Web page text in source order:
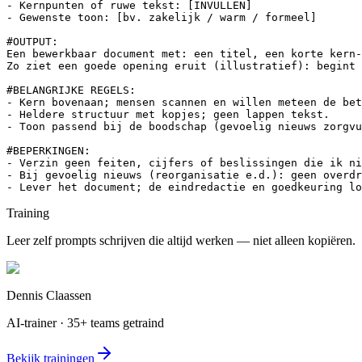
- Kernpunten of ruwe tekst: [INVULLEN]
- Gewenste toon: [bv. zakelijk / warm / formeel]
#OUTPUT:
Een bewerkbaar document met: een titel, een korte
Zo ziet een goede opening eruit (illustratief): begint
#BELANGRIJKE REGELS:
- Kern bovenaan; mensen scannen en willen meteen de
- Heldere structuur met kopjes; geen lappen tekst.
- Toon passend bij de boodschap (gevoelig nieuws
#BEPERKINGEN:
- Verzin geen feiten, cijfers of beslissingen die ik
- Bij gevoelig nieuws (reorganisatie e.d.): geen
- Lever het document; de eindredactie en
Training
Leer zelf prompts schrijven die altijd werken — niet alleen kopiëren.
Dennis Claassen
AI-trainer · 35+ teams getraind
Bekijk trainingen